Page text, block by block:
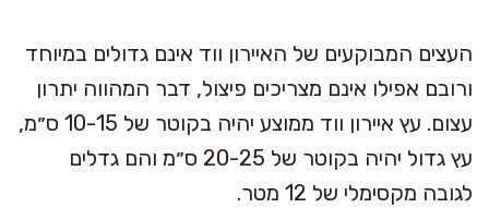
העצים המבוקעים של האיירון ווד אינם גדולים במיוחד
ורובם אפילו אינם מצריכים פיצול, דבר המהווה יתרון
עצום. עץ איירון ווד ממוצע יהיה בקוטר של 10-15 ס״מ,
עץ גדול יהיה בקוטר של 20-25 ס״מ והם גדלים
לגובה מקסימלי של 12 מטר.